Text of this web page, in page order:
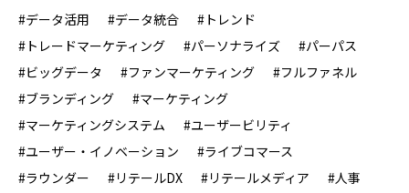
#データ活用
#データ統合
#トレンド
#トレードマーケティング
#パーソナライズ
#パーパス
#ビッグデータ
#ファンマーケティング
#フルファネル
#ブランディング
#マーケティング
#マーケティングシステム
#ユーザービリティ
#ユーザー・イノベーション
#ライブコマース
#ラウンダー
#リテールDX #リテールメディア
#人事